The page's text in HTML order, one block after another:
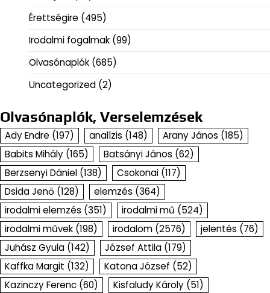
Érettségire (495)
Irodalmi fogalmak (99)
Olvasónaplók (685)
Uncategorized (2)
Olvasónaplók, Verselemzések
Ady Endre (197) analízis (148) Arany János (185)
Babits Mihály (165) Batsányi János (62)
Berzsenyi Dániel (138) Csokonai (117)
Dsida Jenő (128) elemzés (364)
irodalmi elemzés (351) irodalmi mű (524)
irodalmi művek (198) irodalom (2576) jelentés (76)
Juhász Gyula (142) József Attila (179)
Kaffka Margit (132) Katona József (52)
Kazinczy Ferenc (60) Kisfaludy Károly (51)